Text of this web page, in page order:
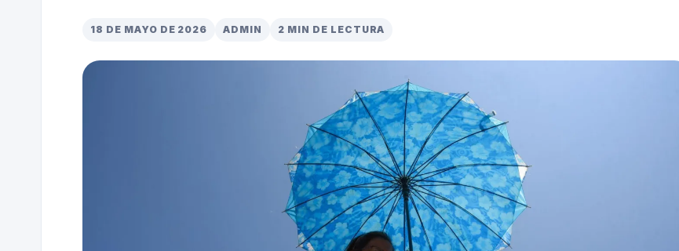
18 DE MAYO DE 2026 ADMIN 2 MIN DE LECTURA